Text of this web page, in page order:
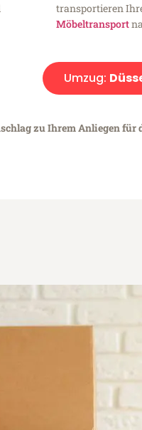
transportieren
Möbeltransport
Umzug:
zu Ihrem Anliegen